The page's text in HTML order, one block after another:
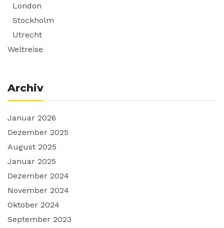
London
Stockholm
Utrecht
Weltreise
Archiv
Januar 2026
Dezember 2025
August 2025
Januar 2025
Dezember 2024
November 2024
Oktober 2024
September 2023